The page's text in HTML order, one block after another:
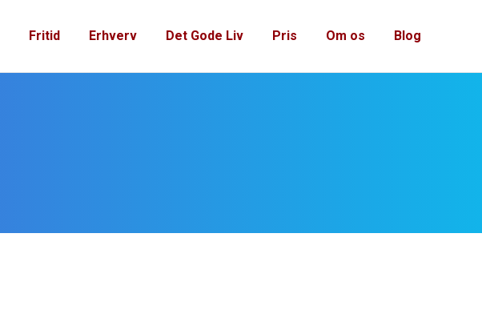
Fritid Erhverv Det Gode Liv Pris Om os Blog